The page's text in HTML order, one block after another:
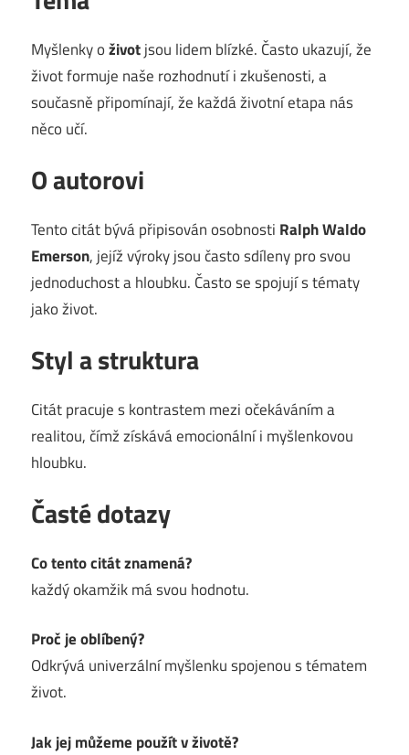
Myšlenky oživotjsou lidem blízké. Často ukazují, že
život formuje naše rozhodnutí i zkušenosti, a
současně připomínají, že každá životní etapa nás
něco učí.
O autorovi
Tento citát bývá připisován osobnosti Ralph Waldo
Emerson, jejíž výroky jsou často sdíleny pro svou
jednoduchost a hloubku. Často se spojují s tématy
jako život.
Styl a struktura
Citát pracuje s kontrastem mezi očekáváním a
realitou, čímž získává emocionální i myšlenkovou
hloubku.
Časté dotazy
Co tento citát znamená?
každý okamžik má svou hodnotu.
Proč je oblíbený?
Odkrývá univerzální myšlenku spojenou s tématem
život.
Jak jej můžeme použít v životě?